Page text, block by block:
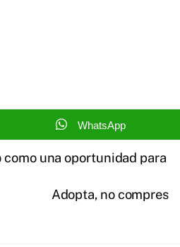
WhatsApp
una oportunidad para
Adopta, no compres